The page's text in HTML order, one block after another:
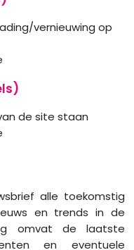
vernieuwing op
de site staan
alle toekomstig
en trends in de
omvat de laatste
en eventuele